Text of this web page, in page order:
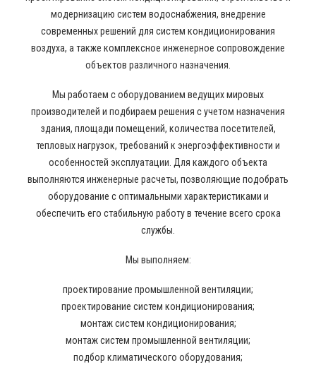
модернизацию систем водоснабжения, внедрение
современных решений для систем кондиционирования
воздуха, а также комплексное инженерное сопровождение
объектов различного назначения.
Мы работаем с оборудованием ведущих мировых
производителей и подбираем решения с учетом назначения
здания, площади помещений, количества посетителей,
тепловых нагрузок, требований к энергоэффективности и
особенностей эксплуатации. Для каждого объекта
выполняются инженерные расчеты, позволяющие подобрать
оборудование с оптимальными характеристиками и
обеспечить его стабильную работу в течение всего срока
службы.
Мы выполняем:
проектирование промышленной вентиляции;
проектирование систем кондиционирования;
монтаж систем кондиционирования;
монтаж систем промышленной вентиляции;
подбор климатического оборудования;